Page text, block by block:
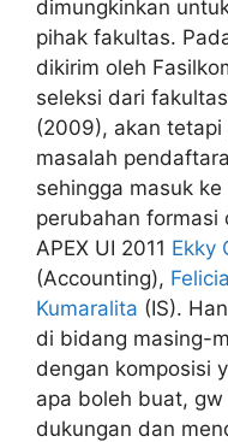
dimungkinkan
pihak fakultas.
dikirim oleh
seleksi dari
(2009), akan tetapi
masalah
sehingga masuk
perubahan formasi
APEX UI 2011 Ekky
(Accounting),
Kumaralita (IS).
di bidang masing-
dengan komposisi
apa boleh buat,
dukungan dan